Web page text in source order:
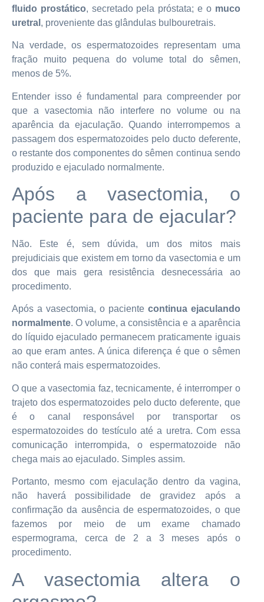
fluido prostático, secretado pela próstata; e o muco
uretral , proveniente das glândulas bulbouretrais.
Na verdade, os espermatozoides representam uma
fração muito pequena do volume total do sêmen,
menos de 5%.
Entender isso é fundamental para compreender por
que a vasectomia não interfere no volume ou na
aparência da ejaculação. Quando interrompemos a
passagem dos espermatozoides pelo ducto deferente,
o restante dos componentes do sêmen continua sendo
produzido e ejaculado normalmente.
Após a vasectomia, o
paciente para de ejacular?
Não. Este é, sem dúvida, um dos mitos mais
prejudiciais que existem em torno da vasectomia e um
dos que mais gera resistência desnecessária ao
procedimento.
Após a vasectomia, o paciente continua ejaculando
normalmente. O volume, a consistência e a aparência
do líquido ejaculado permanecem praticamente iguais
ao que eram antes. A única diferença é que o sêmen
não conterá mais espermatozoides.
O que a vasectomia faz, tecnicamente, é interromper o
trajeto dos espermatozoides pelo ducto deferente, que
é o canal responsável por transportar os
espermatozoides do testículo até a uretra. Com essa
comunicação interrompida, o espermatozoide não
chega mais ao ejaculado. Simples assim.
Portanto, mesmo com ejaculação dentro da vagina,
não haverá possibilidade de gravidez após a
confirmação da ausência de espermatozoides, o que
fazemos por meio de um exame chamado
espermograma, cerca de 2 a 3 meses após o
procedimento.
A vasectomia altera o